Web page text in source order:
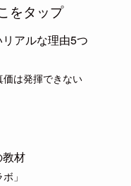
をタップ
アルな理由5つ
は発揮できない
材
」